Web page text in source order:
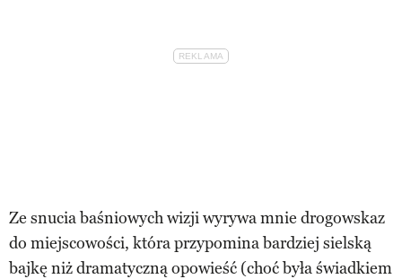
Ze snucia baśniowych wizji wyrywa mnie drogowskaz
do miejscowości, która przypomina bardziej sielską
bajkę niż dramatyczną opowieść (choć była świadkiem